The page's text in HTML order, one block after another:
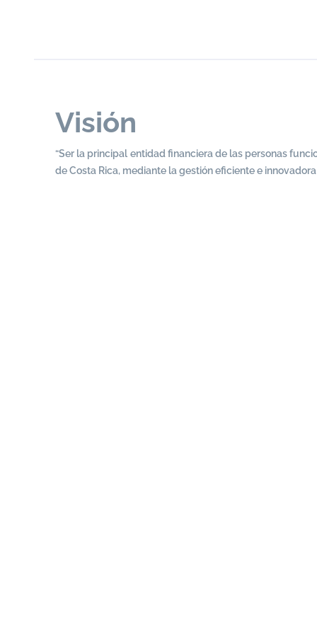
Visión
“Ser la principal entidad financiera de las personas
de Costa Rica, mediante la gestión eficiente e